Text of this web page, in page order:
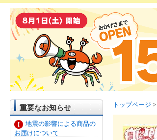
重要なお知らせ
地震の影響による商品の
お届けについて
トップページ >